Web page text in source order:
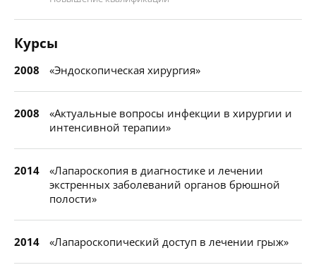
Курсы
2008 «Эндоскопическая хирургия»
2008
«Актуальные вопросы инфекции в хирургии и
интенсивной терапии»
2014
«Лапароскопия в диагностике и лечении
экстренных заболеваний органов брюшной
полости»
2014 «Лапароскопический доступ в лечении грыж»